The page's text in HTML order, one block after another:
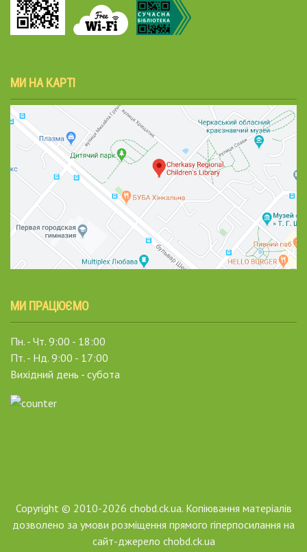
МИ НА КАРТІ
МИ ПРАЦЮЄМО
Пн. - Чт. 9:00 - 18:00
Пт. - Нд. 9:00 - 17:00
Вихідний день - субота
Copyright © 2010-2026 chobd.ck.ua. Копіювання матеріалів
дозволено за умови розміщення прямого гіперпосилання на
сайт-джерело chobd.ck.ua